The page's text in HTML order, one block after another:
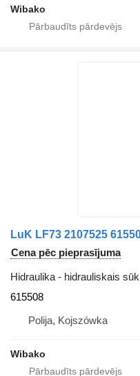
Wibako
LuK LF73 2107525
Cena pēc pieprasījuma
Hidraulika - hidrauliskais
615508
Polija, Kojszówka
Wibako